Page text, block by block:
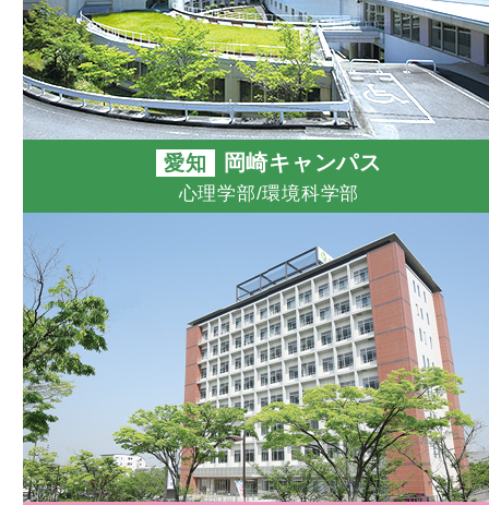
フィール
環境科学
人間・動
2027年4月開設
環境科学
看護学部
大学院
大学院
愛
総合心理
総合心理
総合心理
総合犯罪
愛知 岡崎キャンパス
心理学部/環境科学部